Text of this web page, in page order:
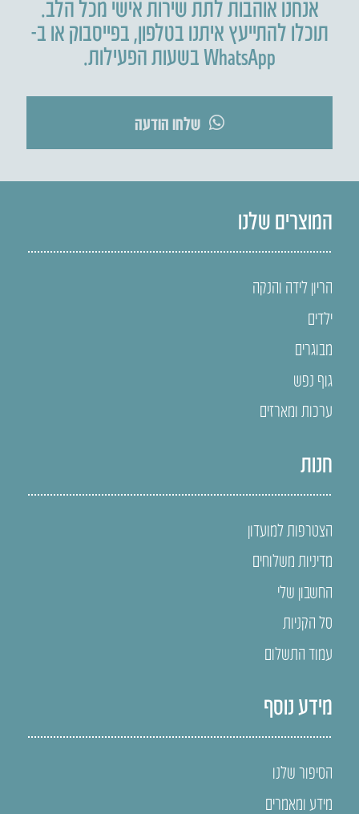
אנחנו אוהבות לתת שירות אישי מכל הלב.
תוכלו להתייעץ איתנו בטלפון,בפייסבוק או ב-
WhatsApp בשעות הפעילות.
שלחו הודעה
המוצרים שלנו
הריון לידה והנקה
ילדים
מבוגרים
גוף נפש
ערכות ומארזים
חנות
הצטרפות למועדון
מדיניות משלוחים
החשבון שלי
סל הקניות
עמוד התשלום
מידע נוסף
הסיפור שלנו
מידע ומאמרים